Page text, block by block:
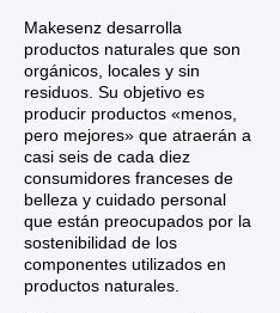
Makesenz desarrolla
productos naturales que son
orgánicos, locales y sin
residuos. Su objetivo es
producir productos «menos,
pero mejores» que atraerán a
casi seis de cada diez
consumidores franceses de
belleza y cuidado personal
que están preocupados por la
sostenibilidad de los
componentes utilizados en
productos naturales.